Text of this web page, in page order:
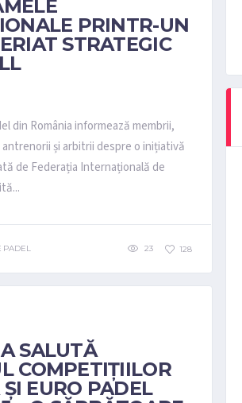
PRINTR-UN
STRATEGIC
din România informează membrii,
și arbitrii despre o inițiativă
de Federația Internațională de
PADEL 23 128
SALUTĂ
COMPETIȚIILOR
EURO PADEL